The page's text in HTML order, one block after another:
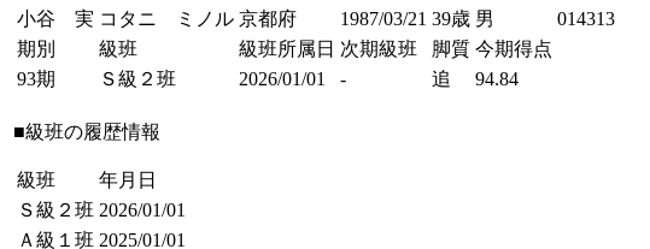
小谷 実 コタニ ミノル 京都府 1987/03/21 39歳 男
014313
期別
級班 級班所属日 次期級班 脚質 今期得点
93期
Ｓ級２班 2026/01/01 - 追 94.84
■級班の履歴情報
級班
年月日
Ｓ級２班 2026/01/01
Ａ級１班 2025/01/01